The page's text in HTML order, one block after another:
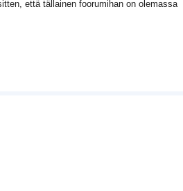
että tällainen foorumihan on olemassa